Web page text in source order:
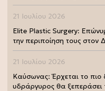
21 Ιουλίου 2026
Elite Plastic Surgery:
την περιποίηση τους
21 Ιουλίου 2026
Καύσωνας: Έρχεται το
υδράργυρος θα